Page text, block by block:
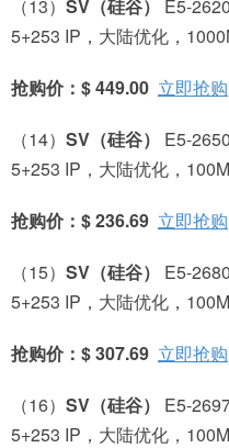
（13） SV （硅谷）
E5-
5+253 IP，大陆优化，
抢购价：$ 449.00 立即抢购
（14） SV （硅谷）
E5-
5+253 IP，大陆优化，
抢购价：$ 236.69 立即抢购
（15） SV （硅谷）
E5-
5+253 IP，大陆优化，
抢购价：$ 307.69 立即抢购
（16） SV （硅谷）
E5-
5+253 IP，大陆优化，